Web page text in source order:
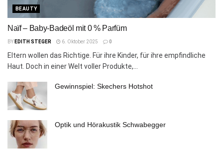
BEAUTY
Naïf – Baby-Badeöl mit 0 % Parfüm
BY EDITH STEGER 6. Oktober 2025 0
Eltern wollen das Richtige. Für ihre Kinder, für ihre empfindliche
Haut. Doch in einer Welt voller Produkte,...
Gewinnspiel: Skechers Hotshot
Optik und Hörakustik Schwabegger